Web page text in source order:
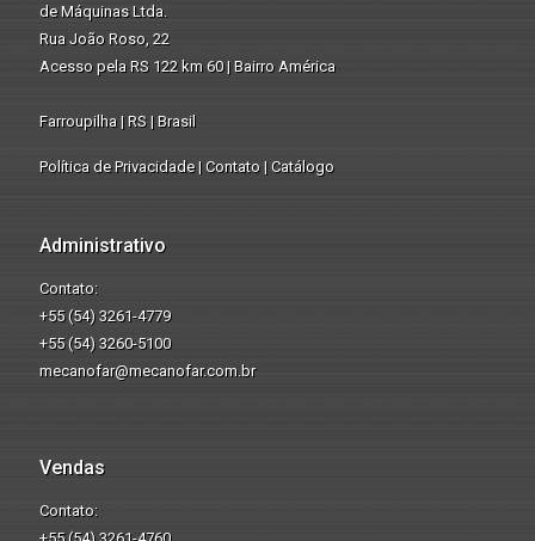
de Máquinas Ltda.
Rua João Roso, 22
Acesso pela RS 122 km 60 | Bairro América
Farroupilha | RS | Brasil
Política de Privacidade| Contato | Catálogo
Administrativo
Contato:
+55 (54) 3261-4779
+55 (54) 3260-5100
mecanofar@mecanofar.com.br
Vendas
Contato: